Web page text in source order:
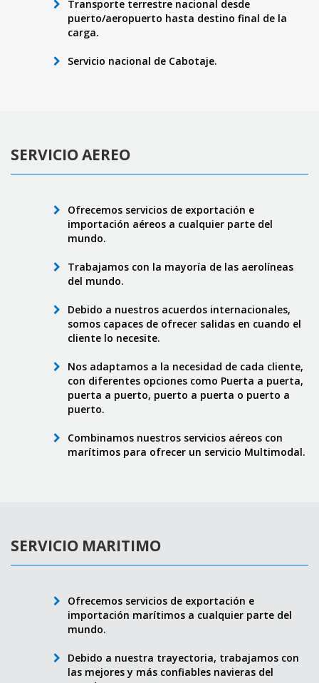
Transporte terrestre nacional desde
puerto/aeropuerto hasta destino final de la
carga.
Servicio nacional de Cabotaje.
SERVICIO AEREO
Ofrecemos servicios de exportación e
importación aéreos a cualquier parte del
mundo.
Trabajamos con la mayoría de las aerolíneas
del mundo.
Debido a nuestros acuerdos internacionales,
somos capaces de ofrecer salidas en cuando el
cliente lo necesite.
Nos adaptamos a la necesidad de cada cliente,
con diferentes opciones como Puerta a puerta,
puerta a puerto, puerto a puerta o puerto a
puerto.
Combinamos nuestros servicios aéreos con
marítimos para ofrecer un servicio Multimodal.
SERVICIO MARITIMO
Ofrecemos servicios de exportación e
importación marítimos a cualquier parte del
mundo.
Debido a nuestra trayectoria, trabajamos con
las mejores y más confiables navieras del